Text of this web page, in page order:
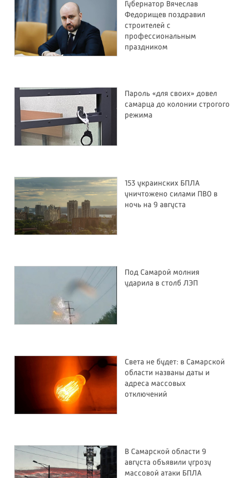
Губернатор Вячеслав
Федорищев поздравил
строителей с
профессиональным
праздником
Пароль «для своих» довел
самарца до колонии строгого
режима
153 украинских БПЛА
уничтожено силами ПВО в
ночь на 9 августа
Под Самарой молния
ударила в столб ЛЭП
Света не будет: в Самарской
области названы даты и
адреса массовых
отключений
В Самарской области 9
августа объявили угрозу
массовой атаки БПЛА